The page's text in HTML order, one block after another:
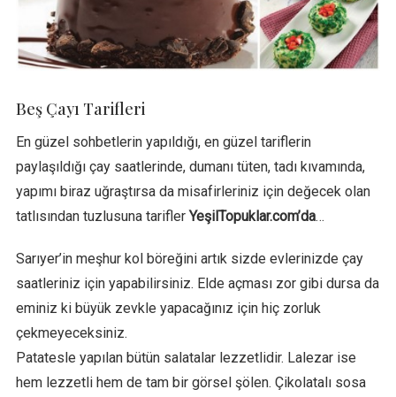
Beş Çayı Tarifleri
En güzel sohbetlerin yapıldığı, en güzel tariflerin
paylaşıldığı çay saatlerinde, dumanı tüten, tadı kıvamında,
yapımı biraz uğraştırsa da misafirleriniz için değecek olan
tatlısından tuzlusuna tariflerYeşilTopuklar.com’da…
Sarıyer’in meşhur kol böreğini artık sizde evlerinizde çay
saatleriniz için yapabilirsiniz. Elde açması zor gibi dursa da
eminiz ki büyük zevkle yapacağınız için hiç zorluk
çekmeyeceksiniz.
Patatesle yapılan bütün salatalar lezzetlidir. Lalezar ise
hem lezzetli hem de tam bir görsel şölen. Çikolatalı sosa